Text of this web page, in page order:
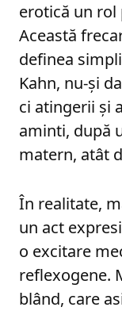
erotică un rol
Această
definea
Kahn, nu-și
ci atingerii și
aminti, după
matern, atât
În realitate,
un act
o excitare
reflexogene.
blând, care